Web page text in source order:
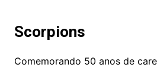
Scorpions
Comemorando 50 anos de